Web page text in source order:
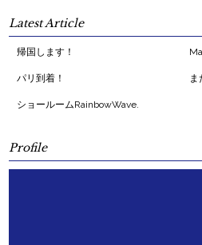
Latest Article
帰国します！
パリ到着！ ま
ショールームRainbowWave.
Profile